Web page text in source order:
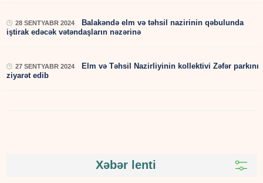
28 SENTYABR 2024
Balakəndə elm və təhsil nazirinin qəbulunda
iştirak edəcək vətəndaşların nəzərinə
27 SENTYABR 2024
Elm və Təhsil Nazirliyinin kollektivi Zəfər parkını
ziyarət edib
Xəbər lenti